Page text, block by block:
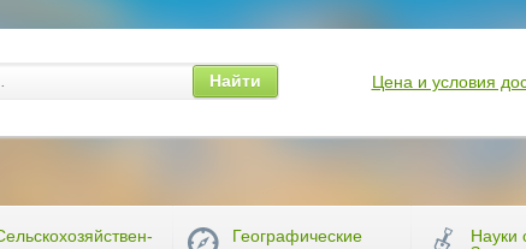
Найти Цена и условия
Географические
Науки